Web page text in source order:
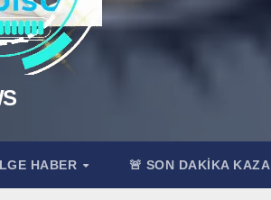
HABER 🚨 SON DAKİKA KAZA